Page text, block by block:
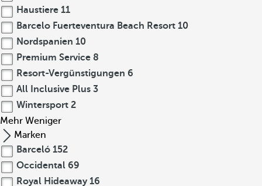
Haustiere 11
Barcelo Fuerteventura Beach Resort 10
Nordspanien 10
Premium Service 8
Resort-Vergünstigungen 6
All Inclusive Plus 3
Wintersport 2
Mehr Weniger
Marken
Barceló 152
Occidental 69
Royal Hideaway 16